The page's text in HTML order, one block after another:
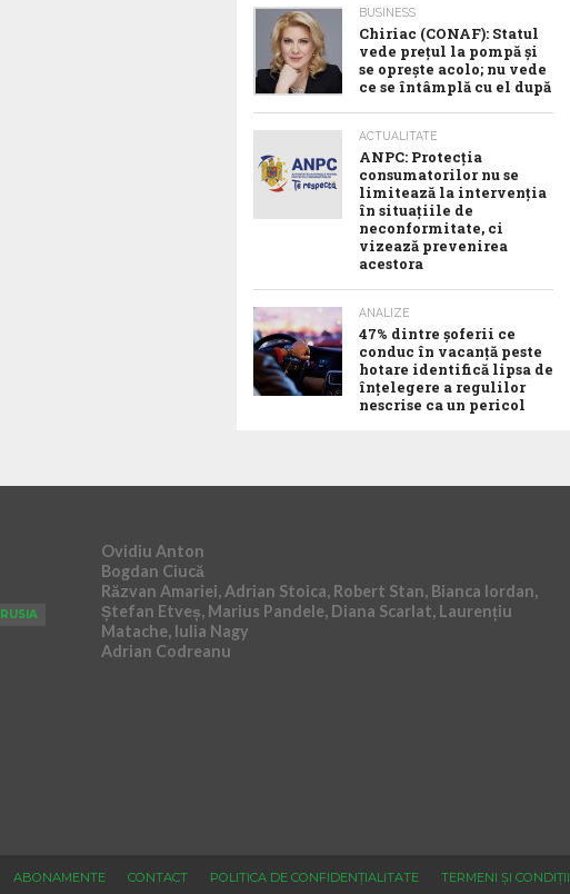
BUSINESS
Chiriac (CONAF): Statul
vede prețul la pompă și
se oprește acolo; nu vede
ce se întâmplă cu el după
ACTUALITATE
ANPC: Protecția
consumatorilor nu se
limitează la intervenția
în situațiile de
neconformitate, ci
vizează prevenirea
acestora
ANALIZE
47% dintre șoferii ce
conduc în vacanță peste
hotare identifică lipsa de
înțelegere a regulilor
nescrise ca un pericol
RUSIA
Ovidiu Anton
Bogdan Ciucă
Răzvan Amariei, Adrian Stoica, Robert Stan, Bianca Iordan,
Ștefan Etveș, Marius Pandele, Diana Scarlat, Laurențiu
Matache, Iulia Nagy
Adrian Codreanu
ABONAMENTE CONTACT POLITICA DE CONFIDENȚIALITATE TERMENI ȘI CONDIȚII